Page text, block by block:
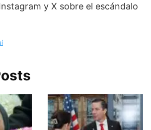
y X sobre el escándalo